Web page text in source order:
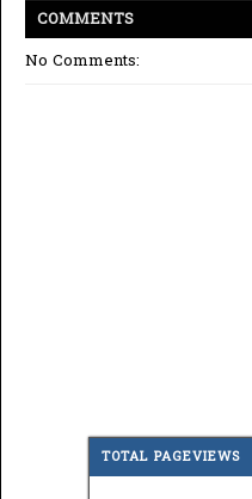
COMMENTS
No Comments:
TOTAL PAGEVIEWS